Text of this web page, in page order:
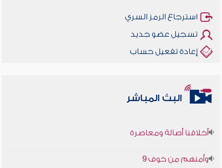
استرجاع الرمز السري
تسجيل عضو جديد
إعادة تفعيل حساب
البث المباشر
أخلاقنا أصالة ومعاصرة
وأمنهم من خوف 9